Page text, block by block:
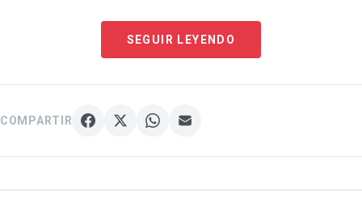
escribióel popular comediante
George Harrisen Instagram, al mostrar
negro.
SEGUIR LEYENDO
COMPARTIR